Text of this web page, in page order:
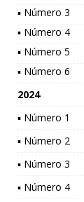
▪ Número 3
▪ Número 4
▪ Número 5
▪ Número 6
2024
▪ Número 1
▪ Número 2
▪ Número 3
▪ Número 4